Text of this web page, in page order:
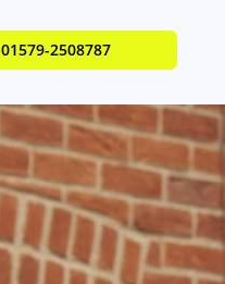
01579-2508787